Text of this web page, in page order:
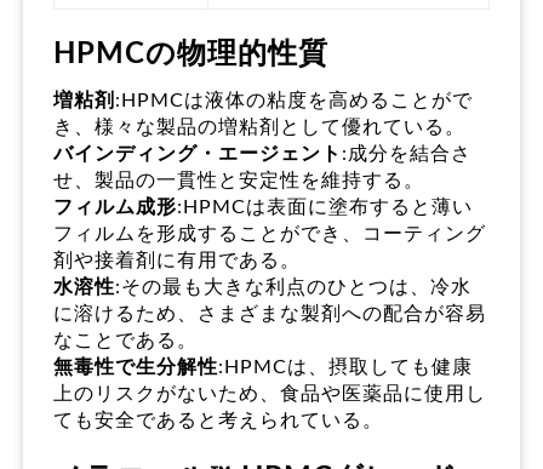
HPMCの物理的性質
増粘剤 :HPMCは液体の粘度を高めることがで
き、様々な製品の増粘剤として優れている。
バインディング・エージェント :成分を結合さ
せ、製品の一貫性と安定性を維持する。
フィルム成形:HPMCは表面に塗布すると薄い
フィルムを形成することができ、コーティング
剤や接着剤に有用である。
水溶性:その最も大きな利点のひとつは、冷水
に溶けるため、さまざまな製剤への配合が容易
なことである。
無毒性で生分解性:HPMCは、摂取しても健康
上のリスクがないため、食品や医薬品に使用し
ても安全であると考えられている。